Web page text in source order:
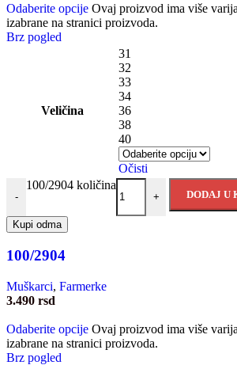
Odaberite opcije Ovaj proizvod ima više
izabrane na stranici proizvoda.
Brz pogled
Veličina
31
32
33
34
36
38
40
Očisti
-
100/2904 količina
+ DODAJ U
Kupi odma
100/2904
Muškarci, Farmerke
3.490 rsd
Odaberite opcije Ovaj proizvod ima više
izabrane na stranici proizvoda.
Brz pogled